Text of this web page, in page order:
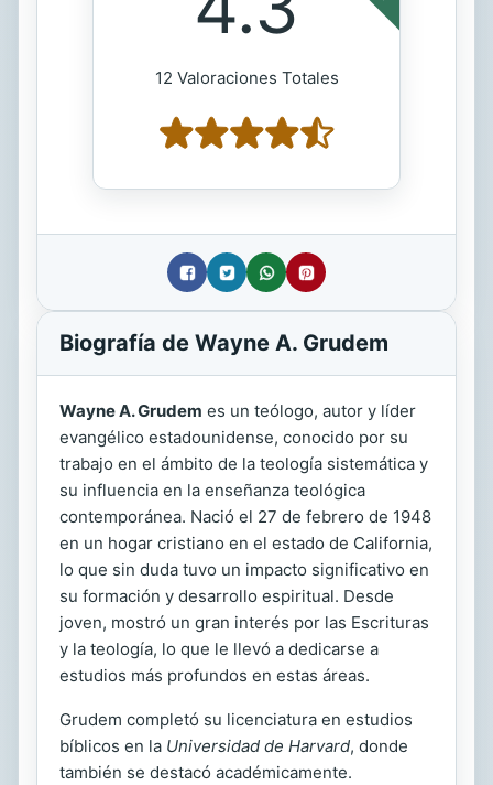
12 Valoraciones Totales
Biografía de Wayne A. Grudem
Wayne A. Grudem es un teólogo, autor y líder
evangélico estadounidense, conocido por su
trabajo en el ámbito de la teología sistemática y
su influencia en la enseñanza teológica
contemporánea. Nació el 27 de febrero de 1948
en un hogar cristiano en el estado de California,
lo que sin duda tuvo un impacto significativo en
su formación y desarrollo espiritual. Desde
joven, mostró un gran interés por las Escrituras
y la teología, lo que le llevó a dedicarse a
estudios más profundos en estas áreas.
Grudem completó su licenciatura en estudios
bíblicos en la Universidad de Harvard, donde
también se destacó académicamente.